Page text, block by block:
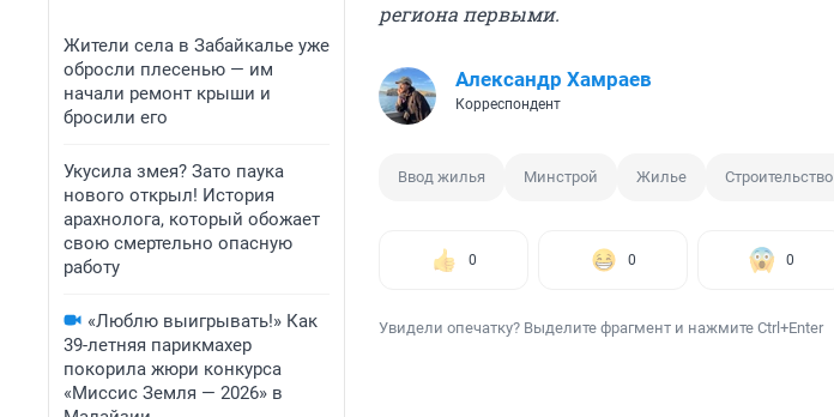
Жители села в Забайкалье уже
обросли плесенью — им
начали ремонт крыши и
бросили его
Укусила змея? Зато паука
нового открыл! История
арахнолога, который обожает
свою смертельно опасную
работу
«Люблю выигрывать!» Как
39-летняя парикмахер
покорила жюри конкурса
«Миссис Земля — 2026» в
региона первыми.
Александр Хамраев
Корреспондент
Ввод жилья Минстрой Жилье Строительство
0 0 0
Увидели опечатку? Выделите фрагмент и нажмите Ctrl+Enter